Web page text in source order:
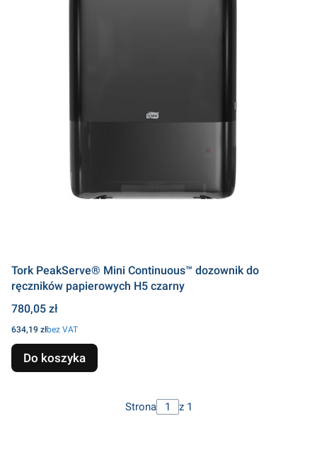
Tork PeakServe® Mini Continuous™ dozownik do
ręczników papierowych H5 czarny
Cena
780,05 zł
Cena
634,19 złbez VAT
Do koszyka
Strona z 1